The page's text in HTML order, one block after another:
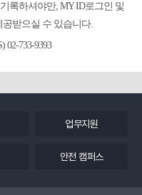
록하셔야만, MY ID로그인 및
공받으실 수 있습니다.
733-9393
업무지원
안전 캠퍼스